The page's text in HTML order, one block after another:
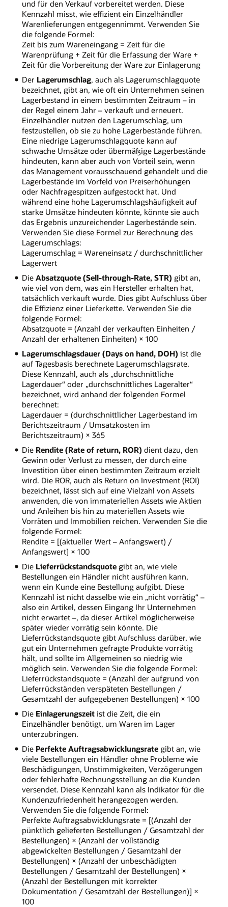
und für den Verkauf vorbereitet werden. Diese
Kennzahl misst, wie effizient ein Einzelhändler
Warenlieferungen entgegennimmt. Verwenden Sie
die folgende Formel:
Zeit bis zum Wareneingang = Zeit für die
Warenprüfung + Zeit für die Erfassung der Ware +
Zeit für die Vorbereitung der Ware zur Einlagerung
Der Lagerumschlag, auch als Lagerumschlagquote
bezeichnet, gibt an, wie oft ein Unternehmen seinen
Lagerbestand in einem bestimmten Zeitraum – in
der Regel einem Jahr – verkauft und erneuert.
Einzelhändler nutzen den Lagerumschlag, um
festzustellen, ob sie zu hohe Lagerbestände führen.
Eine niedrige Lagerumschlagquote kann auf
schwache Umsätze oder übermäßige Lagerbestände
hindeuten, kann aber auch von Vorteil sein, wenn
das Management vorausschauend gehandelt und die
Lagerbestände im Vorfeld von Preiserhöhungen
oder Nachfragespitzen aufgestockt hat. Und
während eine hohe Lagerumschlagshäufigkeit auf
starke Umsätze hindeuten könnte, könnte sie auch
das Ergebnis unzureichender Lagerbestände sein.
Verwenden Sie diese Formel zur Berechnung des
Lagerumschlags:
Lagerumschlag = Wareneinsatz / durchschnittlicher
Lagerwert
Die Absatzquote (Sell-through-Rate, STR) gibt an,
wie viel von dem, was ein Hersteller erhalten hat,
tatsächlich verkauft wurde. Dies gibt Aufschluss über
die Effizienz einer Lieferkette. Verwenden Sie die
folgende Formel:
Absatzquote = (Anzahl der verkauften Einheiten /
Anzahl der erhaltenen Einheiten) × 100
Lagerumschlagsdauer (Days on hand, DOH) ist die
auf Tagesbasis berechnete Lagerumschlagsrate.
Diese Kennzahl, auch als „durchschnittliche
Lagerdauer“ oder „durchschnittliches Lageralter“
bezeichnet, wird anhand der folgenden Formel
berechnet:
Lagerdauer = (durchschnittlicher Lagerbestand im
Berichtszeitraum / Umsatzkosten im
Berichtszeitraum) × 365
Die Rendite (Rate of return, ROR) dient dazu, den
Gewinn oder Verlust zu messen, der durch eine
Investition über einen bestimmten Zeitraum erzielt
wird. Die ROR, auch als Return on Investment (ROI)
bezeichnet, lässt sich auf eine Vielzahl von Assets
anwenden, die von immateriellen Assets wie Aktien
und Anleihen bis hin zu materiellen Assets wie
Vorräten und Immobilien reichen. Verwenden Sie die
folgende Formel:
Rendite = [(aktueller Wert – Anfangswert) /
Anfangswert] × 100
Die Lieferrückstandsquotegibt an, wie viele
Bestellungen ein Händler nicht ausführen kann,
wenn ein Kunde eine Bestellung aufgibt. Diese
Kennzahl ist nicht dasselbe wie ein „nicht vorrätig“ –
also ein Artikel, dessen Eingang Ihr Unternehmen
nicht erwartet –, da dieser Artikel möglicherweise
später wieder vorrätig sein könnte. Die
Lieferrückstandsquote gibt Aufschluss darüber, wie
gut ein Unternehmen gefragte Produkte vorrätig
hält, und sollte im Allgemeinen so niedrig wie
möglich sein. Verwenden Sie die folgende Formel:
Lieferrückstandsquote = (Anzahl der aufgrund von
Lieferrückständen verspäteten Bestellungen /
Gesamtzahl der aufgegebenen Bestellungen) × 100
Die Einlagerungszeitist die Zeit, die ein
Einzelhändler benötigt, um Waren im Lager
unterzubringen.
Die Perfekte Auftragsabwicklungsrategibt an, wie
viele Bestellungen ein Händler ohne Probleme wie
Beschädigungen, Unstimmigkeiten, Verzögerungen
oder fehlerhafte Rechnungsstellung an die Kunden
versendet. Diese Kennzahl kann als Indikator für die
Kundenzufriedenheit herangezogen werden.
Verwenden Sie die folgende Formel:
Perfekte Auftragsabwicklungsrate = [(Anzahl der
pünktlich gelieferten Bestellungen / Gesamtzahl der
Bestellungen) × (Anzahl der vollständig
abgewickelten Bestellungen / Gesamtzahl der
Bestellungen) × (Anzahl der unbeschädigten
Bestellungen / Gesamtzahl der Bestellungen) ×
(Anzahl der Bestellungen mit korrekter
Dokumentation / Gesamtzahl der Bestellungen)] ×
100